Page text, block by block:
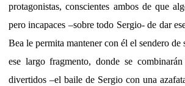
protagonistas, conscientes ambos de que
pero incapaces –sobre todo Sergio- de dar
Bea le permita mantener con él el sendero de
ese largo fragmento, donde se combinarán
divertidos –el baile de Sergio con una